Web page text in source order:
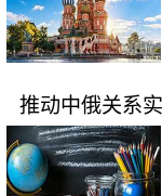
推动中俄关系